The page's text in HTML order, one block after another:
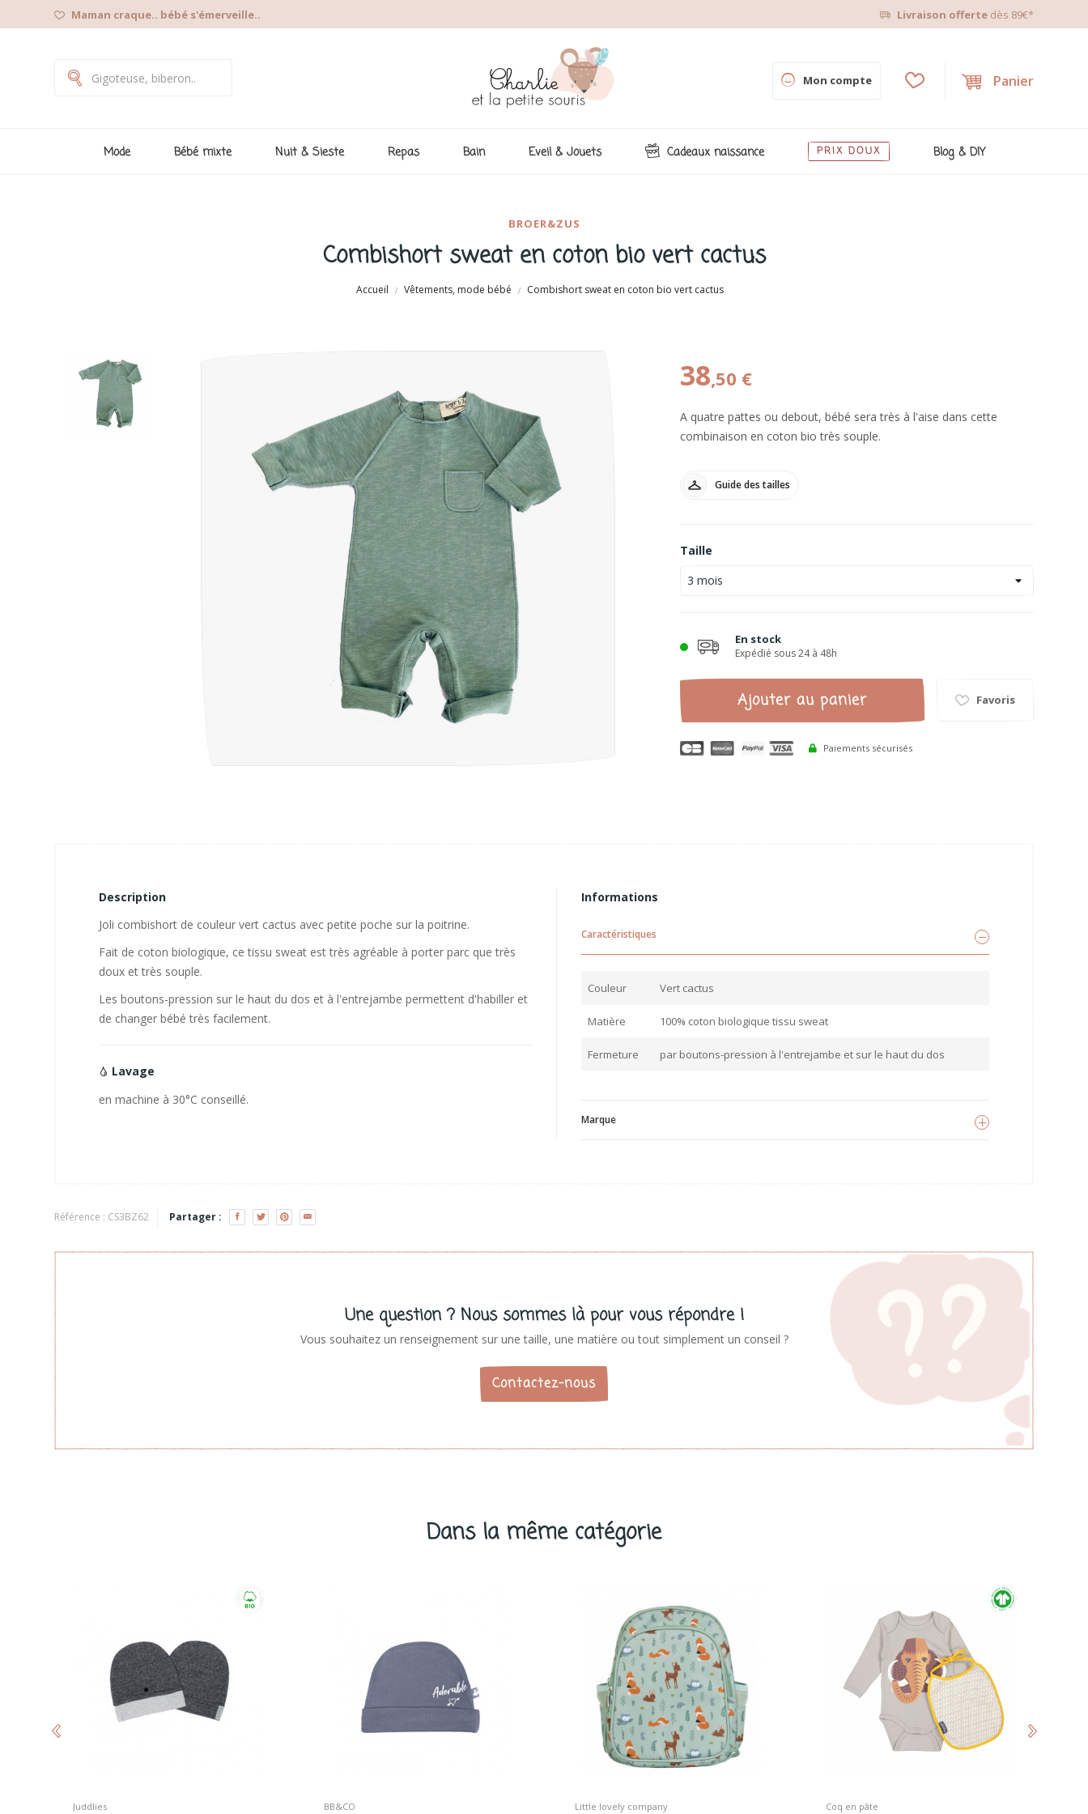
Maman craque.. bébé s'émerveille.. Livraison offerte dès 89€*
Panier
Mon compte
Mode Bébé mixte Nuit & Sieste Repas Bain Eveil & Jouets Cadeaux naissance PRIX DOUX Blog & DIY
BROER&ZUS
Combishort sweat en coton bio vert cactus
Accueil Vêtements, mode bébé Combishort sweat en coton bio vert cactus
38,50 €
A quatre pattes ou debout, bébé sera très à l'aise dans cette
combinaison en coton bio très souple.
Guide des tailles
Taille
En stock
Expédié sous 24 à 48h
Ajouter au panier Favoris
Paiements sécurisés
Description
Joli combishort de couleur vert cactus avec petite poche sur la poitrine.
Fait de coton biologique, ce tissu sweat est très agréable à porter parc que très
doux et très souple.
Les boutons-pression sur le haut du dos et à l'entrejambe permettent d'habiller et
de changer bébé très facilement.
Lavage
en machine à 30°C conseillé.
Informations
Caractéristiques
Couleur Vert cactus
Matière 100% coton biologique tissu sweat
Fermeture par boutons-pression à l'entrejambe et sur le haut du dos
Marque
Référence : CS3BZ62 Partager :
Une question ? Nous sommes là pour vous répondre !
Vous souhaitez un renseignement sur une taille, une matière ou tout simplement un conseil ?
Contactez-nous
Dans la même catégorie
Juddlies BB&CO Little lovely company Coq en pâte